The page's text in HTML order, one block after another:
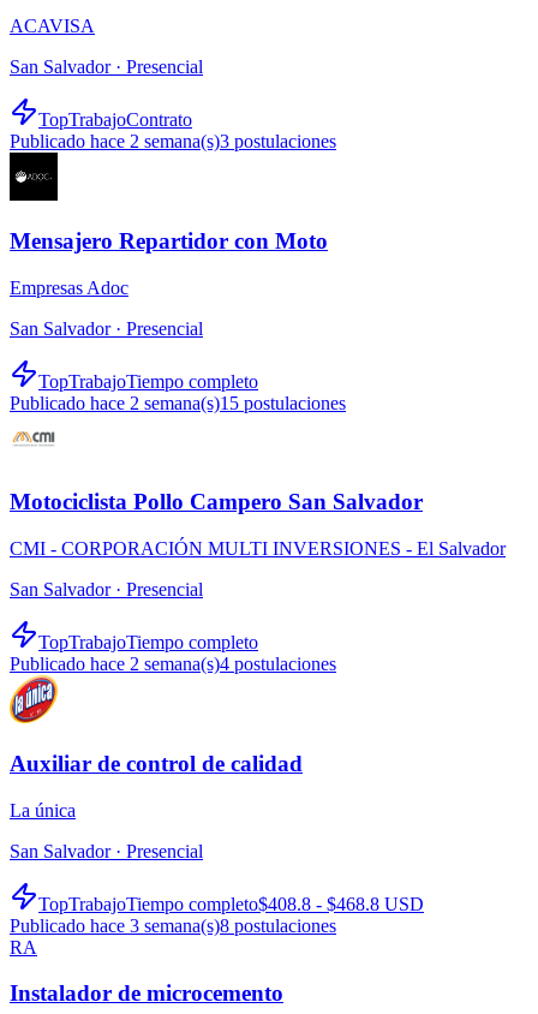
ACAVISA
San Salvador · Presencial
TopTrabajoContrato
Publicado hace 2 semana(s)3 postulaciones
Mensajero Repartidor con Moto
Empresas Adoc
San Salvador · Presencial
TopTrabajoTiempo completo
Publicado hace 2 semana(s)15 postulaciones
Motociclista Pollo Campero San Salvador
CMI - CORPORACIÓN MULTI INVERSIONES - El Salvador
San Salvador · Presencial
TopTrabajoTiempo completo
Publicado hace 2 semana(s)4 postulaciones
Auxiliar de control de calidad
La única
San Salvador · Presencial
TopTrabajoTiempo completo$408.8 - $468.8 USD
Publicado hace 3 semana(s)8 postulaciones
RA
Instalador de microcemento